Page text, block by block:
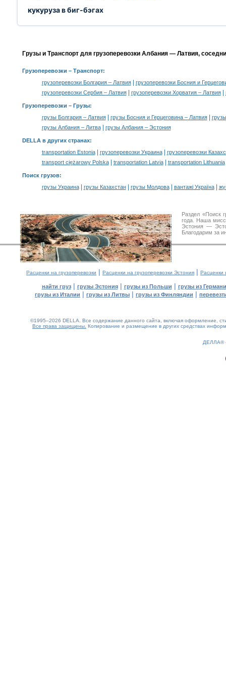
кукуруза в биг-бэгах
Грузы и Транспорт для грузоперевозки Албания — Латвия,
Грузоперевозки – Транспорт:
грузоперевозки Болгария – Латвия|
грузоперевозки Босния и
грузоперевозки Сербия – Латвия| грузоперевозки Хорватия – Латвия|
Грузоперевозки – Грузы:
грузы Болгария – Латвия| грузы Босния и Герцеговина – Латвия|
грузы Албания – Литва| грузы Албания – Эстония
DELLA в других странах:
transportation Estonia| грузоперевозки Украина|
грузоперевозки
transport ciężarowy Polska| transportation Latvia| transportation Lithuania
Поиск грузов:
грузы Украина| грузы Казахстан| грузы Молдова| вантажі Україна|
Раздел «Поиск
года. Наша
Эстония —
Благодарим за
Расценки на грузоперевозки | Расценки на грузоперевозки Эстония | Расценки
найти груз| грузы Эстония| грузы из Польши | грузы из
грузы из Италии | грузы из Литвы | грузы из Финляндии |
©1995–2026 DELLA. Все содержание данного сайта, включая оформление,
Все права защищены. Копирование и размещение в других средствах